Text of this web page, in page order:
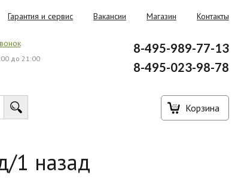
Гарантия и сервис Вакансии Магазин Контакты
до 21:00
8-495-989-77-13
8-495-023-98-78
Корзина
1 назад